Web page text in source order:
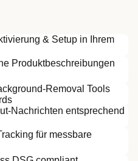
& Setup in Ihrem
Produktbeschreibungen
Removal Tools
Nachrichten entsprechend
für messbare